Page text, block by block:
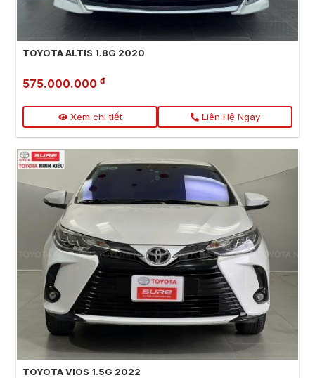
TOYOTA ALTIS 1.8G 2020
575.000.000 đ
Xem chi tiết Liên Hệ Ngay
TOYOTA VIOS 1.5G 2022